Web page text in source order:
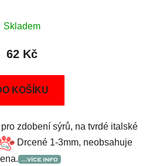
Skladem
62 Kč
KOŠÍKU
zdobení sýrů, na tvrdé italské
Drcené 1-3mm, neobsahuje